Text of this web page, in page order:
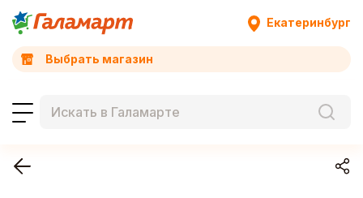
Екатеринбург
Выбрать магазин